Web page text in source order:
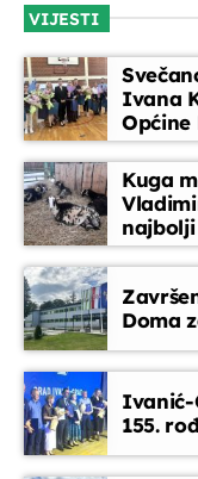
VIJESTI
Ivana
Kuga
najbolji
bolesti
Doma
Ivanić-
155.